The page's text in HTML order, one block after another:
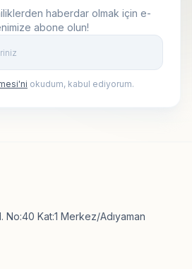
haberdar olmak için e-
abone olun!
okudum, kabul ediyorum.
No:40 Kat:1 Merkez/Adıyaman